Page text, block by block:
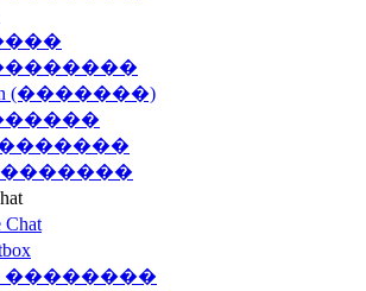
(�������)
��������